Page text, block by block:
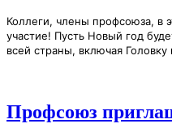
Коллеги, члены профсоюза, в
участие! Пусть Новый год
всей страны, включая Головку
Профсоюз